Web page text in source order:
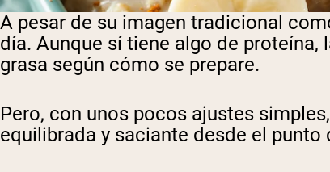
A pesar de su imagen tradicional
día. Aunque sí tiene algo de
grasa según cómo se prepare.
Pero, con unos pocos ajustes
equilibrada y saciante desde el